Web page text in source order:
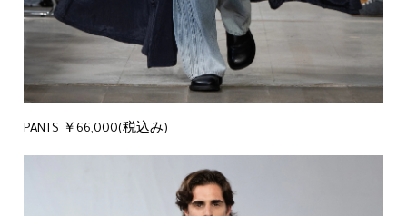
PANTS ￥66,000(税込み)